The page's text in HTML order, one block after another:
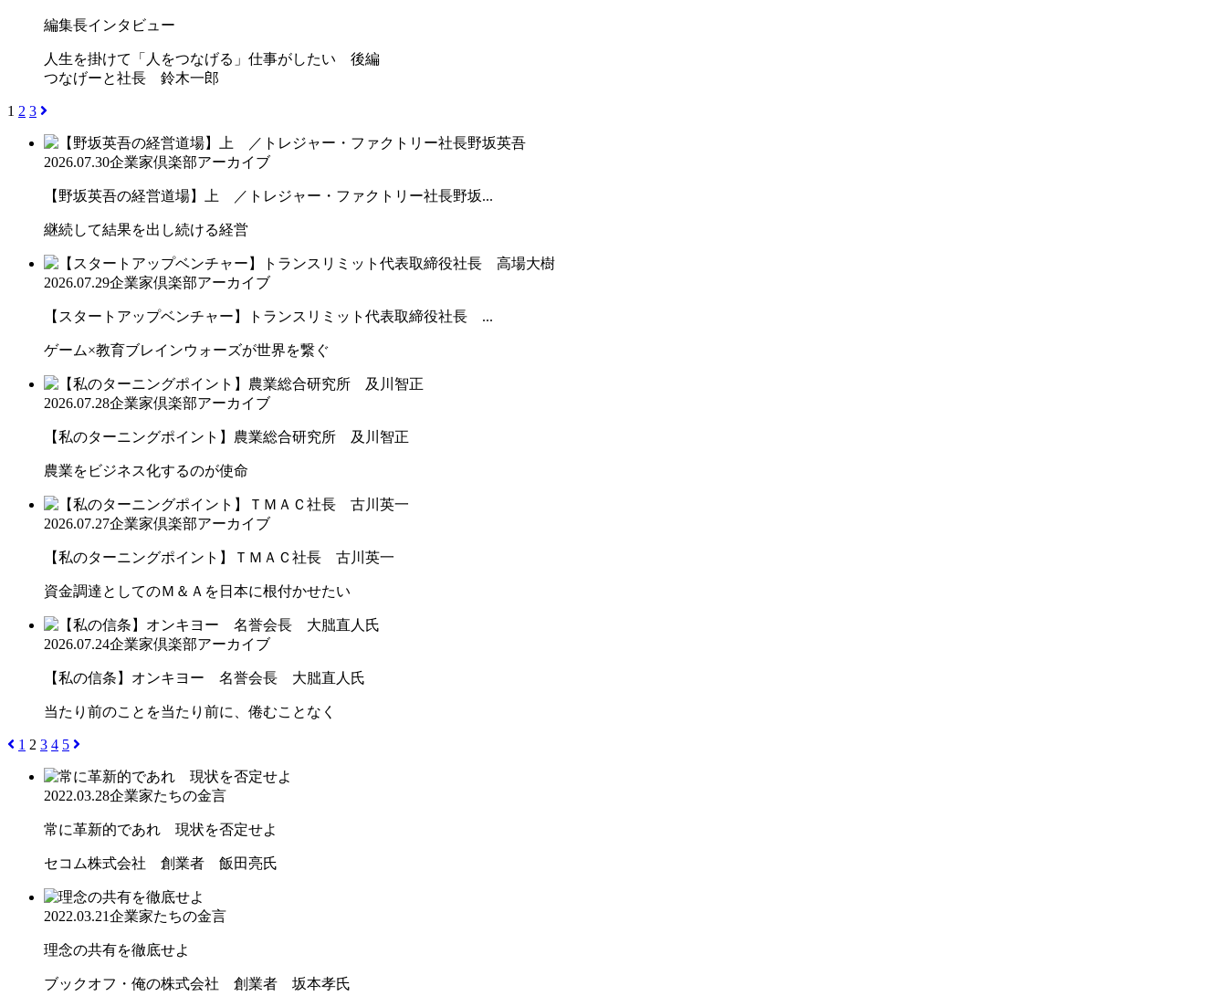
編集長インタビュー
人生を掛けて「人をつなげる」仕事がしたい 後編
つなげーと社長 鈴木一郎
1 2 3
2026.07.30企業家倶楽部アーカイブ
【野坂英吾の経営道場】上 ／トレジャー・ファクトリー社長野坂...
継続して結果を出し続ける経営
2026.07.29企業家倶楽部アーカイブ
【スタートアップベンチャー】トランスリミット代表取締役社長 ...
ゲーム×教育ブレインウォーズが世界を繋ぐ
2026.07.28企業家倶楽部アーカイブ
【私のターニングポイント】農業総合研究所 及川智正
農業をビジネス化するのが使命
2026.07.27企業家倶楽部アーカイブ
【私のターニングポイント】ＴＭＡＣ社長 古川英一
資金調達としてのＭ＆Ａを日本に根付かせたい
2026.07.24企業家倶楽部アーカイブ
【私の信条】オンキヨー 名誉会長 大朏直人氏
当たり前のことを当たり前に、倦むことなく
1 2 3 4 5
2022.03.28企業家たちの金言
常に革新的であれ 現状を否定せよ
セコム株式会社 創業者 飯田亮氏
2022.03.21企業家たちの金言
理念の共有を徹底せよ
ブックオフ・俺の株式会社 創業者 坂本孝氏